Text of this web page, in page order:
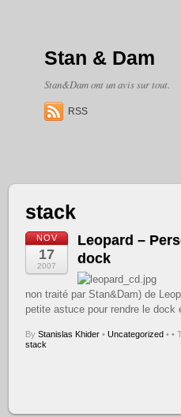
Stan & Dam
Stan&Dam ont un avis sur tout.
RSS
stack
NOV
17
2007
Leopard –
dock
non traité par Stan&Dam) de
petite astuce pour rendre le dock
ByStanislas Khider • Uncategorized • •
stack